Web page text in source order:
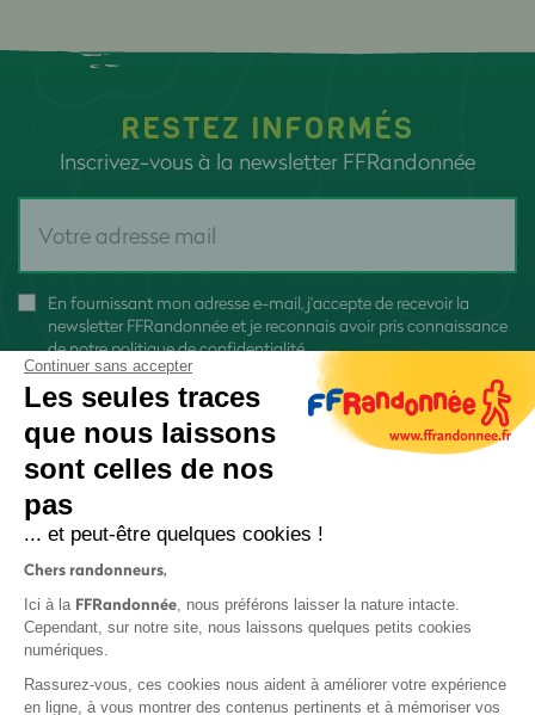
RESTEZ INFORMÉS
Inscrivez-vous à la newsletter FFRandonnée
En fournissant mon adresse e-mail, j'accepte de recevoir la
newsletter FFRandonnée et je reconnais avoir pris connaissance
denotre politique de confidentialité
Protection des données
Continuer sans accepter
Les seules traces
que nous laissons
sont celles de nos
pas
... et peut-être quelques cookies !
Chers randonneurs,
Ici à la FFRandonnée, nous préférons laisser la nature intacte.
Cependant, sur notre site, nous laissons quelques petits cookies
numériques.
Rassurez-vous, ces cookies nous aident à améliorer votre expérience
en ligne, à vous montrer des contenus pertinents et à mémoriser vos